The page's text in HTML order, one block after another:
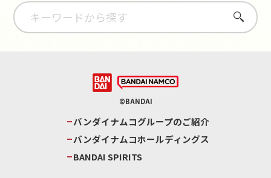
さがす
©BANDAI
バンダイナムコグループのご紹介
バンダイナムコホールディングス
BANDAI SPIRITS